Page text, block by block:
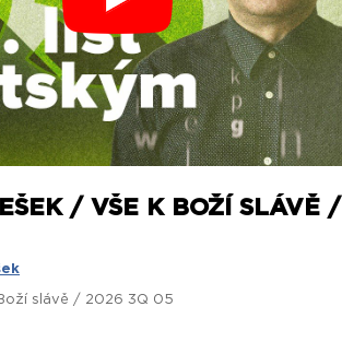
/ VŠE K BOŽÍ SLÁVĚ /
slávě / 2026 3Q 05